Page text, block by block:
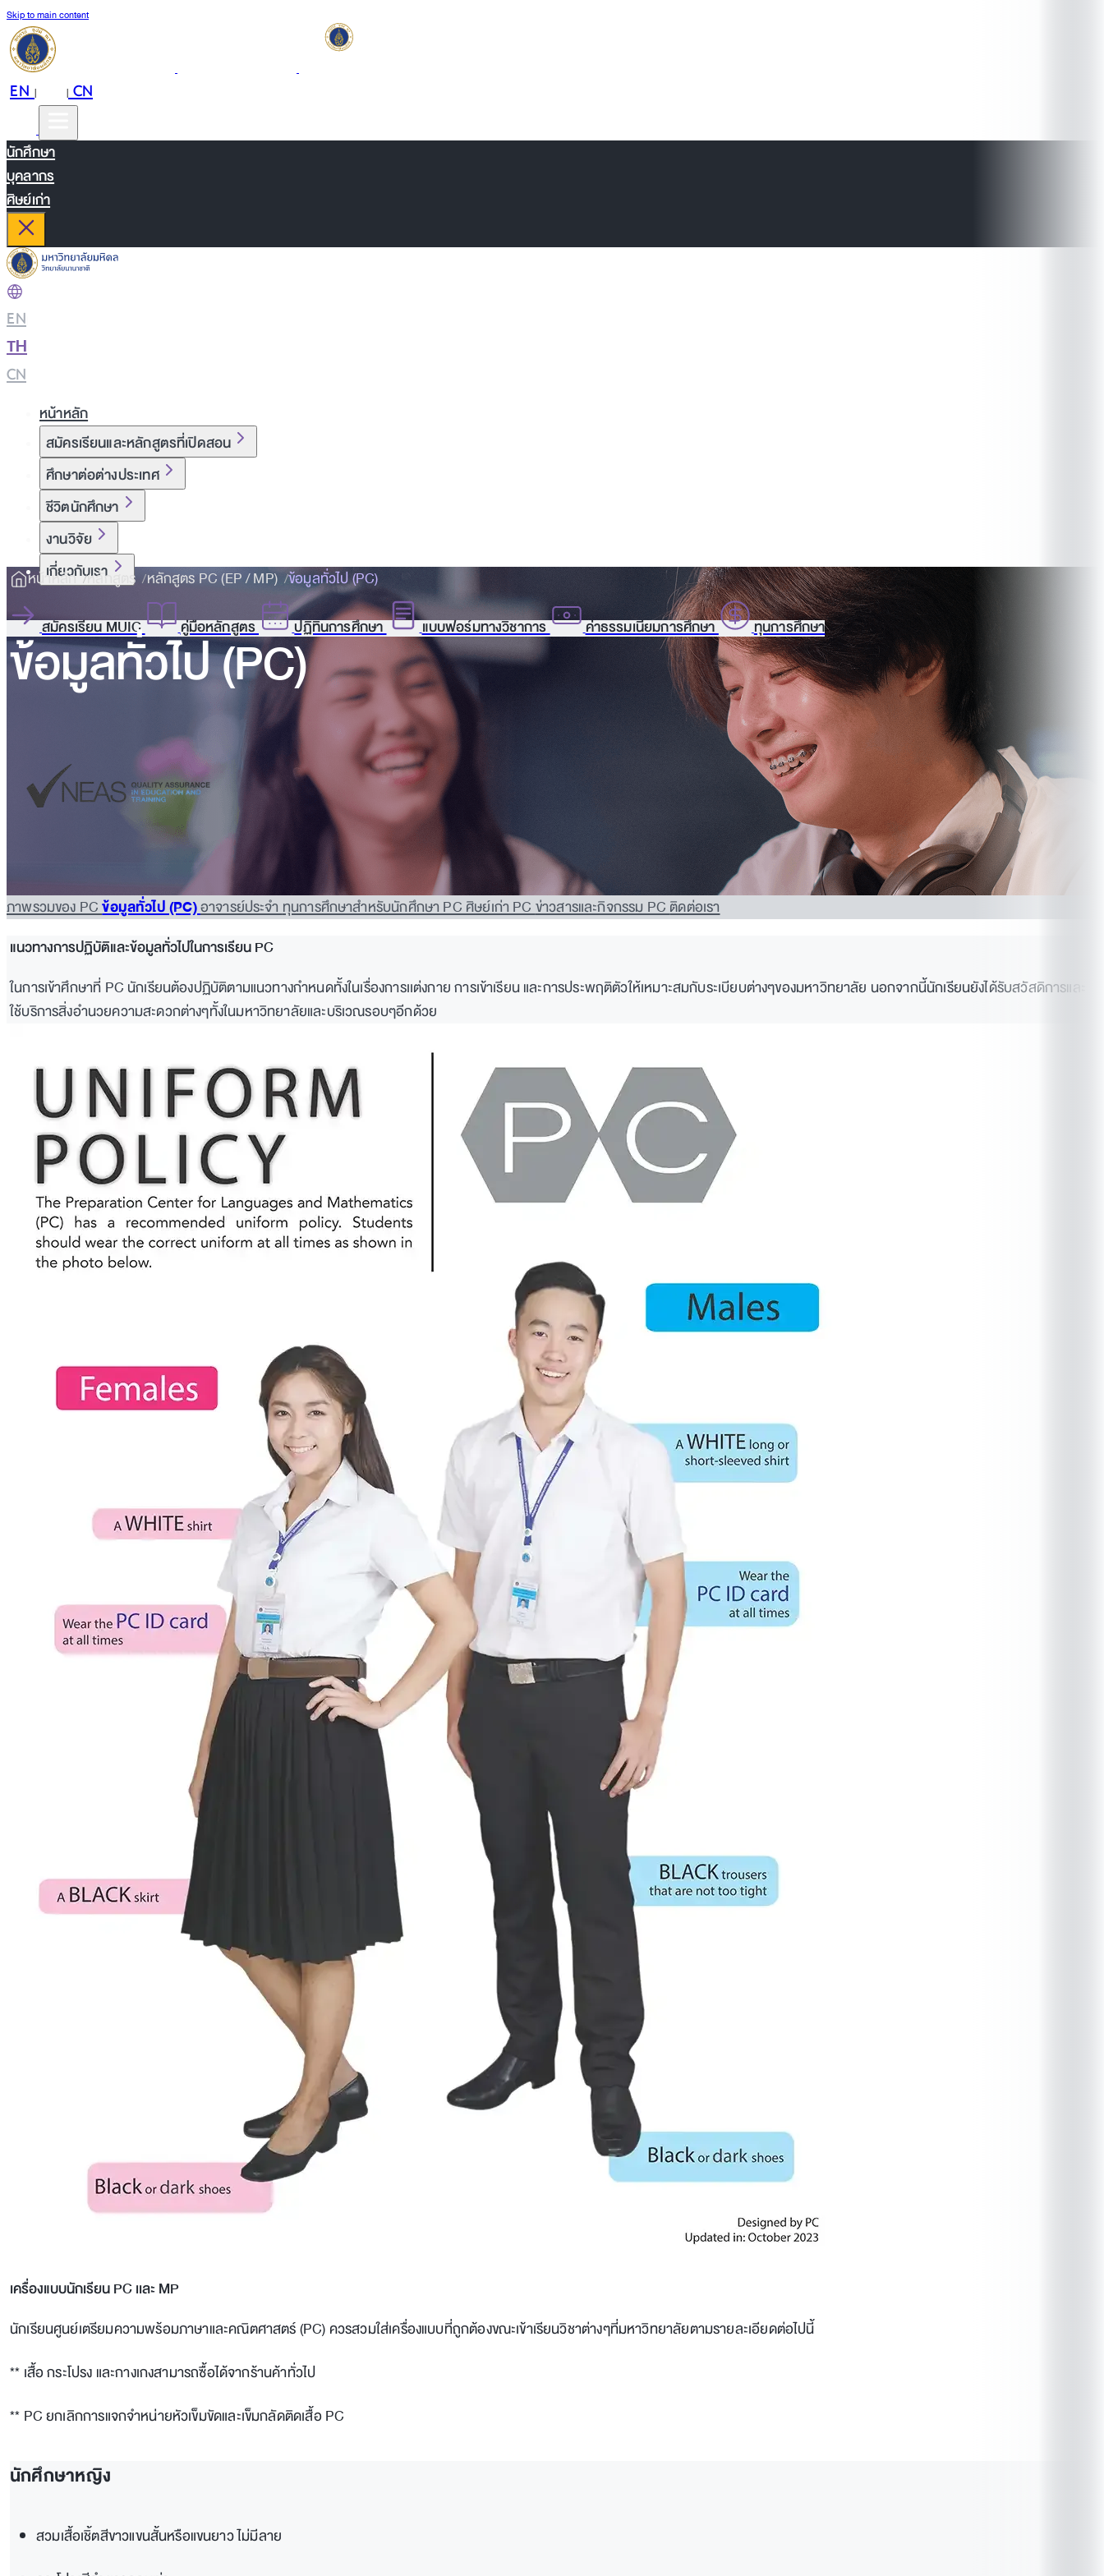
Skip to main content
EN| |CN
นักศึกษา
บุคลากร
ศิษย์เก่า
EN
TH
CN
หน้าหลัก
สมัครเรียนและหลักสูตรที่เปิดสอน
ศึกษาต่อต่างประเทศ
ชีวิตนักศึกษา
งานวิจัย
เกี่ยวกับเรา
สมัครเรียน MUIC คู่มือหลักสูตร ปฏิทินการศึกษา แบบฟอร์มทางวิชาการ ค่าธรรมเนียมการศึกษา ทุนการศึกษา
หน้าหลัก หลักสูตร หลักสูตร PC (EP / MP) ข้อมูลทั่วไป (PC)
ข้อมูลทั่วไป (PC)
ภาพรวมของ PCข้อมูลทั่วไป (PC)อาจารย์ประจำทุนการศึกษาสำหรับนักศึกษา PCศิษย์เก่า PCข่าวสารและกิจกรรม PCติดต่อเรา
แนวทางการปฏิบัติและข้อมูลทั่วไปในการเรียน PC
ในการเข้าศึกษาที่ PC นักเรียนต้องปฏิบัติตามแนวทางกำหนดทั้งในเรื่องการเเต่งกาย การเข้าเรียน และการประพฤติตัวให้เหมาะสมกับระเบียบต่างๆของมหาวิทยาลัย นอกจากนี้นักเรียนยังได้รับสวัสดิการและ
ใช้บริการสิ่งอำนวยความสะดวกต่างๆทั้งในมหาวิทยาลัยและบริเวณรอบๆอีกด้วย
เครื่องแบบนักเรียน PC เเละ MP
นักเรียนศูนย์เตรียมความพร้อมภาษาและคณิตศาสตร์ (PC) ควรสวมใส่เครื่องแบบที่ถูกต้องขณะเข้าเรียนวิชาต่างๆที่มหาวิทยาลัยตามรายละเอียดต่อไปนี้
** เสื้อ กระโปรง และกางเกงสามารถซื้อได้จากร้านค้าทั่วไป
** PC ยกเลิกการแจกจำหน่ายหัวเข็มขัดและเข็มกลัดติดเสื้อ PC
นักศึกษาหญิง
สวมเสื้อเชิ้ตสีขาวแขนสั้นหรือแขนยาว ไม่มีลาย